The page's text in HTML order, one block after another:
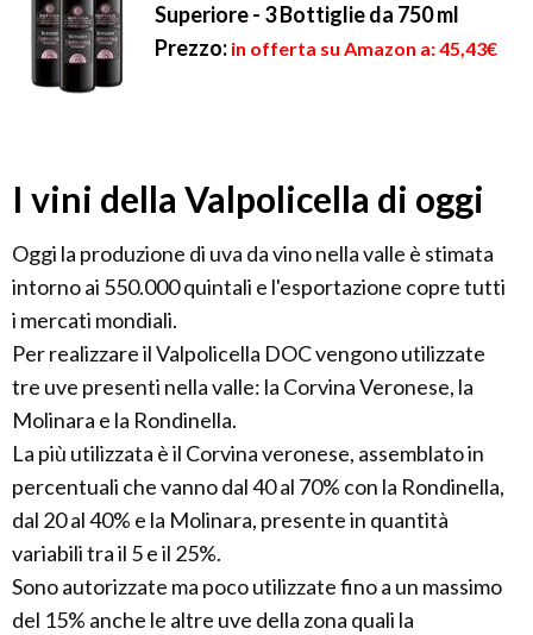
Superiore - 3 Bottiglie da 750 ml
Prezzo: in offerta su Amazon a: 45,43€
I vini della Valpolicella di oggi
Oggi la produzione di uva da vino nella valle è stimata
intorno ai 550.000 quintali e l'esportazione copre tutti
i mercati mondiali.
Per realizzare il Valpolicella DOC vengono utilizzate
tre uve presenti nella valle: la Corvina Veronese, la
Molinara e la Rondinella.
La più utilizzata è il Corvina veronese, assemblato in
percentuali che vanno dal 40 al 70% con la Rondinella,
dal 20 al 40% e la Molinara, presente in quantità
variabili tra il 5 e il 25%.
Sono autorizzate ma poco utilizzate fino a un massimo
del 15% anche le altre uve della zona quali la